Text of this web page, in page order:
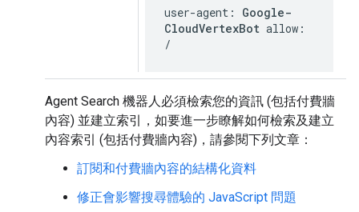
user-agent: Google-
CloudVertexBot allow:
/
Agent Search 機器人必須檢索您的資訊 (包括付費牆
內容) 並建立索引，如要進一步瞭解如何檢索及建立
內容索引 (包括付費牆內容)，請參閱下列文章：
訂閱和付費牆內容的結構化資料
修正會影響搜尋體驗的 JavaScript 問題